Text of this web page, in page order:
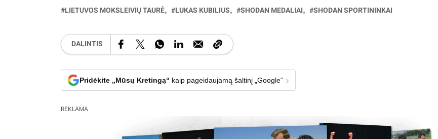
LIETUVOS MOKSLEIVIŲ TAURĖ
LUKAS KUBILIUS SHODAN MEDALIAI SHODAN SPORTININKAI
DALINTIS
Pridėkite „Mūsų Kretingą“ kaip pageidaujamą šaltinį „Google“ ›
REKLAMA